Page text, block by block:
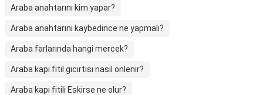
Araba anahtarını kim yapar?
Araba anahtarını kaybedince ne yapmalı?
Araba farlarında hangi mercek?
Araba kapı fitil gıcırtısı nasıl önlenir?
Araba kapı fitili Eskirse ne olur?